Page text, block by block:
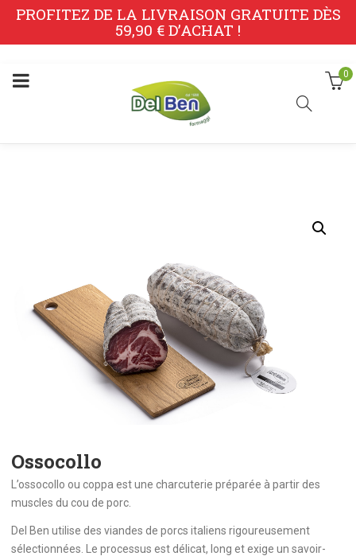
PROFITEZ DE LA LIVRAISON GRATUITE DÈS
59,90 € D’ACHAT !
0
Ossocollo
L’ossocollo ou coppa est une charcuterie préparée à partir des
muscles du cou de porc.
Del Ben utilise des viandes de porcs italiens rigoureusement
sélectionnées. Le processus est délicat, long et exige un savoir-